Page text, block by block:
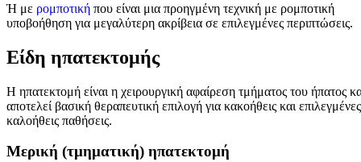
Ή με ρομποτική που είναι μια προηγμένη τεχνική με ρομποτική
υποβοήθηση για μεγαλύτερη ακρίβεια σε επιλεγμένες περιπτώσεις.
Είδη ηπατεκτομής
Η ηπατεκτομή είναι η χειρουργική αφαίρεση τμήματος του ήπατος
αποτελεί βασική θεραπευτική επιλογή για κακοήθεις και επιλεγμένες
καλοήθεις παθήσεις.
Μερική (τμηματική) ηπατεκτομή